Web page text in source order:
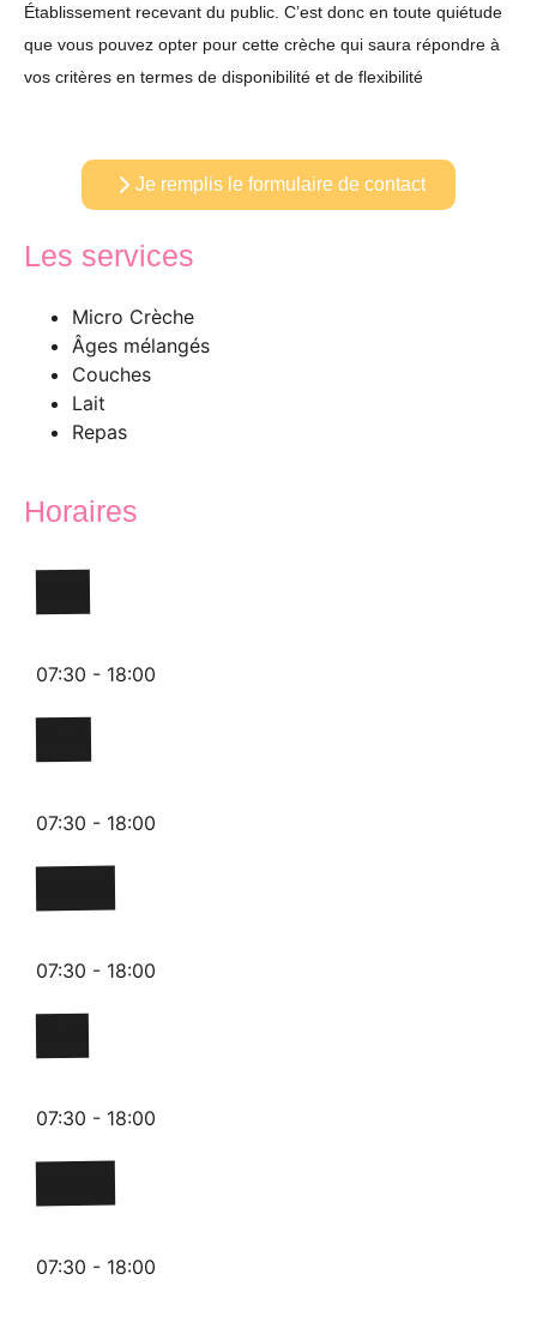
Établissement recevant du public. C’est donc en toute quiétude
que vous pouvez opter pour cette crèche qui saura répondre à
vos critères en termes de disponibilité et de flexibilité
Je remplis le formulaire de contact
Les services
Micro Crèche
Âges mélangés
Couches
Lait
Repas
Horaires
07:30 - 18:00
07:30 - 18:00
07:30 - 18:00
07:30 - 18:00
07:30 - 18:00